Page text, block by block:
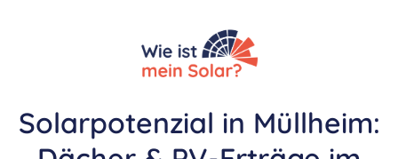
Solarpotenzial in Müllheim: